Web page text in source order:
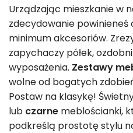
Urządzając mieszkanie w
zdecydowanie powinieneś
minimum akcesoriów.
zapychaczy półek,
wyposażenia. Zestawy
wolne od bogatych
Postaw na klasykę!
lub czarne meblościanki,
podkreślą prostotę stylu